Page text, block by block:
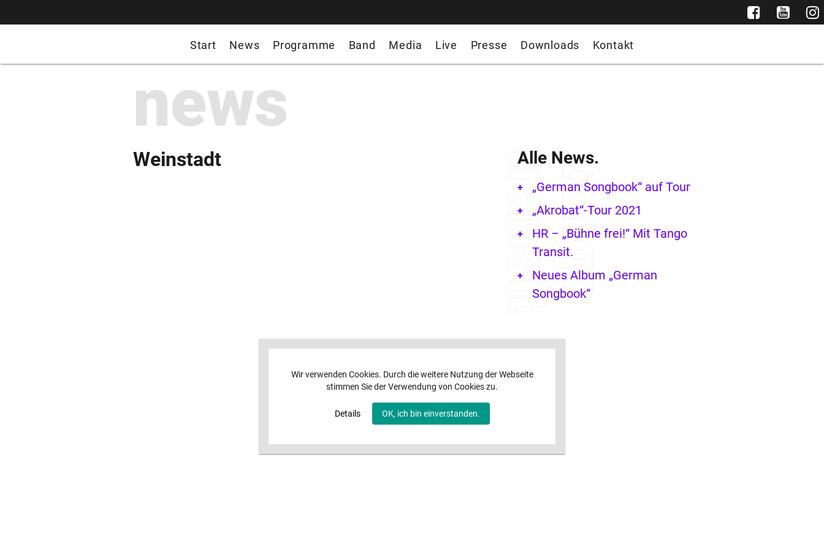
Start News Programme Band Media Live Presse Downloads Kontakt
Wir verwenden Cookies. Durch die weitere Nutzung der Webseite
stimmen Sie der Verwendung von Cookies zu.
Details OK, ich bin einverstanden.
news
Weinstadt Alle News.
„German Songbook“ auf Tour
„Akrobat“-Tour 2021
HR – „Bühne frei!“ Mit Tango
Transit.
Neues Album „German
Songbook“